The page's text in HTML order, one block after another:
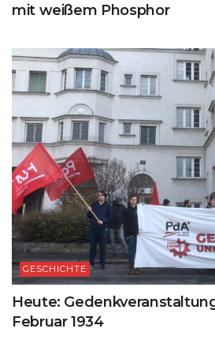
mit weißem Phosphor
GESCHICHTE
Heute:
Februar 1934